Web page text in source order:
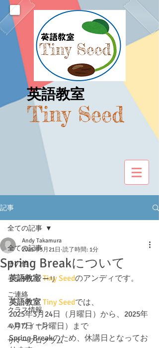
​英語教室
Tiny Seed
記事
全ての記事
その他
モンテッソーリ
ご連絡
クラス情報
ハロウィーン
サマープログラム
全ての記事
Spring Breakについて
Andy Takamura
2025年3月21日 読了時間: 1分
英語教室 Tiny Seedのアンディです。
英語教室 Tiny Seedでは、
2025年3月24日（月曜日）から、2025年
4月7日（月曜日）まで
Spring Breakのため、休講日となってお